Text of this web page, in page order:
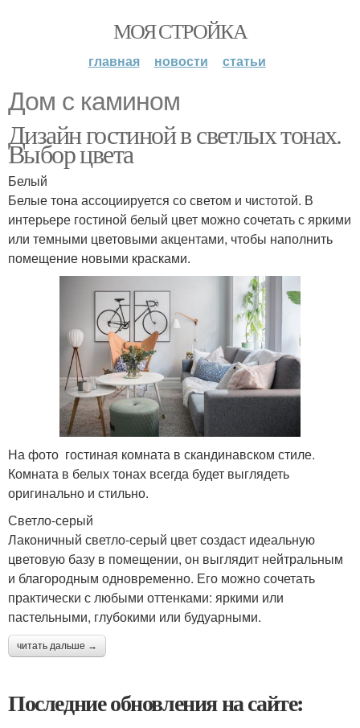
МОЯ СТРОЙКА
главная новости статьи
Дом с камином
Дизайн гостиной в светлых тонах.
Выбор цвета
Белый
Белые тона ассоциируется со светом и чистотой. В
интерьере гостиной белый цвет можно сочетать с яркими
или темными цветовыми акцентами, чтобы наполнить
помещение новыми красками.
На фото гостиная комната в скандинавском стиле.
Комната в белых тонах всегда будет выглядеть
оригинально и стильно.
Светло-серый
Лаконичный светло-серый цвет создаст идеальную
цветовую базу в помещении, он выглядит нейтральным
и благородным одновременно. Его можно сочетать
практически с любыми оттенками: яркими или
пастельными, глубокими или будуарными.
читать дальше →
Последние обновления на сайте: